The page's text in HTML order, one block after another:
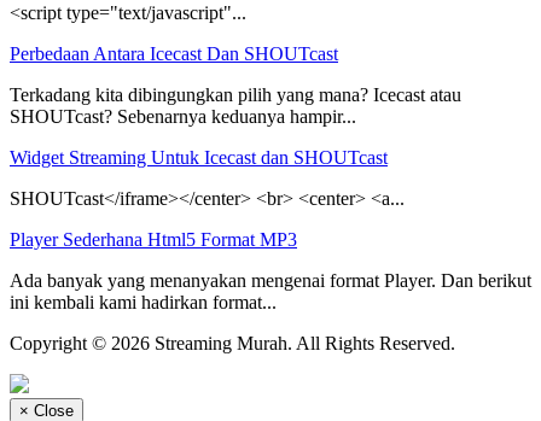
<script type="text/javascript"...
Perbedaan Antara Icecast Dan SHOUTcast
Terkadang kita dibingungkan pilih yang mana? Icecast atau
SHOUTcast? Sebenarnya keduanya hampir...
Widget Streaming Untuk Icecast dan SHOUTcast
SHOUTcast</iframe></center> <br> <center> <a...
Player Sederhana Html5 Format MP3
Ada banyak yang menanyakan mengenai format Player. Dan berikut
ini kembali kami hadirkan format...
Copyright © 2026 Streaming Murah. All Rights Reserved.
× Close